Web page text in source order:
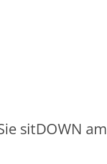
sitDOWN am